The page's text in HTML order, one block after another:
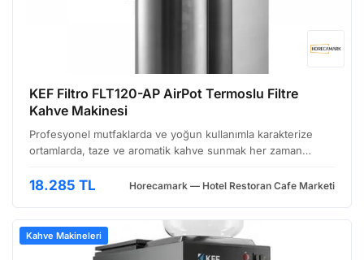
KEF Filtro FLT120-AP AirPot Termoslu Filtre
Kahve Makinesi
Profesyonel mutfaklarda ve yoğun kullanımla karakterize
ortamlarda, taze ve aromatik kahve sunmak her zaman
Termoslu Filtre Kahve Makinesi, bu ihtiyaca cevap…
18.285 TL Horecamark — Hotel Restoran Cafe Marketi
Kahve Makineleri